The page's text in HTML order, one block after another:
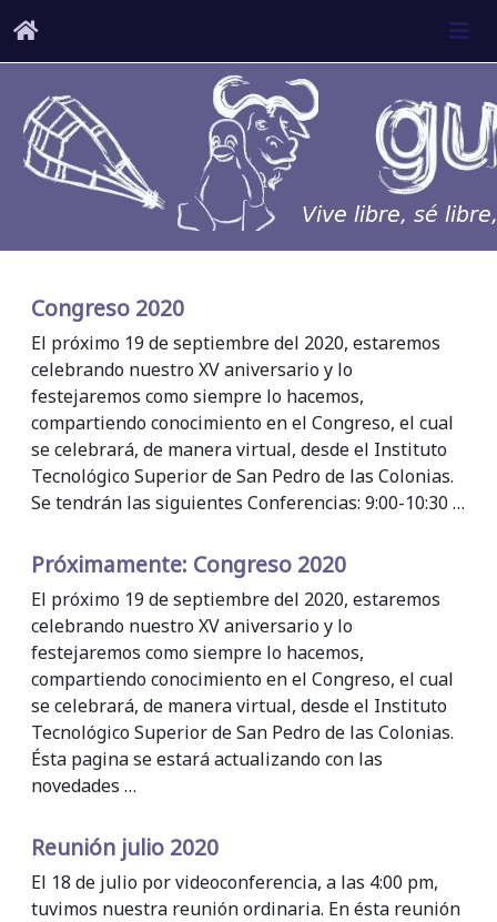
Congreso 2020
El próximo 19 de septiembre del 2020, estaremos
celebrando nuestro XV aniversario y lo
festejaremos como siempre lo hacemos,
compartiendo conocimiento en el Congreso, el cual
se celebrará, de manera virtual, desde el Instituto
Tecnológico Superior de San Pedro de las Colonias.
Se tendrán las siguientes Conferencias: 9:00-10:30 …
Próximamente: Congreso 2020
El próximo 19 de septiembre del 2020, estaremos
celebrando nuestro XV aniversario y lo
festejaremos como siempre lo hacemos,
compartiendo conocimiento en el Congreso, el cual
se celebrará, de manera virtual, desde el Instituto
Tecnológico Superior de San Pedro de las Colonias.
Ésta pagina se estará actualizando con las
novedades …
Reunión julio 2020
El 18 de julio por videoconferencia, a las 4:00 pm,
tuvimos nuestra reunión ordinaria. En ésta reunión